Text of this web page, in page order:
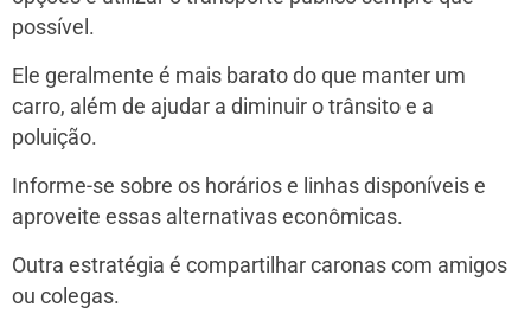
possível.
Ele geralmente é mais barato do que manter um
carro, além de ajudar a diminuir o trânsito e a
poluição.
Informe-se sobre os horários e linhas disponíveis e
aproveite essas alternativas econômicas.
Outra estratégia é compartilhar caronas com amigos
ou colegas.